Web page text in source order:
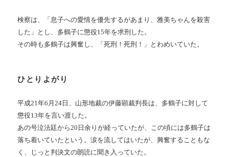
検察は、「息子への愛情を優先するがあまり、雅美ちゃんを殺害
した」とし、多鶴子に懲役15年を求刑した。
その時も多鶴子は興奮し、「死刑！死刑！」とわめいていた。
ひとりよがり
平成21年6月24日、山形地裁の伊藤顕裁判長は、多鶴子に対して
懲役13年を言い渡した。
あの号泣法廷から20日余りが経っていたが、この頃には多鶴子は
落ち着いていたという。涙を流してはいたが、興奮することもな
く、じっと判決文の朗読に聞き入っていた。